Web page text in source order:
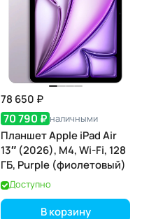
78 650 ₽
70 790 ₽ наличными
Планшет Apple iPad Air
13″ (2026), M4, Wi-Fi, 128
ГБ, Purple (фиолетовый)
Доступно
В корзину